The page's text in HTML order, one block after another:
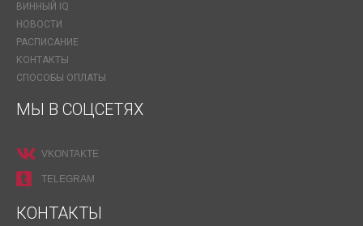
ВИННЫЙ IQ
НОВОСТИ
РАСПИСАНИЕ
КОНТАКТЫ
СПОСОБЫ ОПЛАТЫ
МЫ В СОЦСЕТЯХ
VKONTAKTE
TELEGRAM
КОНТАКТЫ